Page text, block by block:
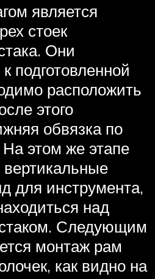
является
стоек
Они
подготовленной
расположить
этого
обвязка по
этом же этапе
для инструмента,
над
Следующим
монтаж рам
как видно на